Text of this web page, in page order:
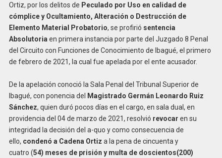
Ortiz, por los delitos de Peculado por Uso en calidad de
cómplice y Ocultamiento, Alteración o Destrucción de
Elemento Material Probatorio, se profirió sentencia
Absolutoria en primera instancia por parte del Juzgado 8 Penal
del Circuito con Funciones de Conocimiento de Ibagué, el primero
de febrero de 2021, la cual fue apelada por el ente acusador.
De la apelación conoció la Sala Penal del Tribunal Superior de
Ibagué, con ponencia del
Magistrado Germán Leonardo Ruiz
Sánchez, quien duró pocos días en el cargo, en sala dual, en
providencia del 04 de marzo de 2021, resolvió revocar en su
integridad la decisión del a-quo y como consecuencia de
ello, condenó a Cadena Ortiz a la pena de cincuenta y
cuatro (54) meses de prisión y multa de doscientos(200)